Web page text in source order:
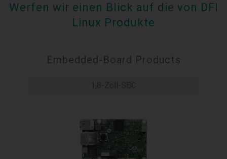
Werfen wir einen Blick auf die von DFI
Linux Produkte
Embedded-Board Products